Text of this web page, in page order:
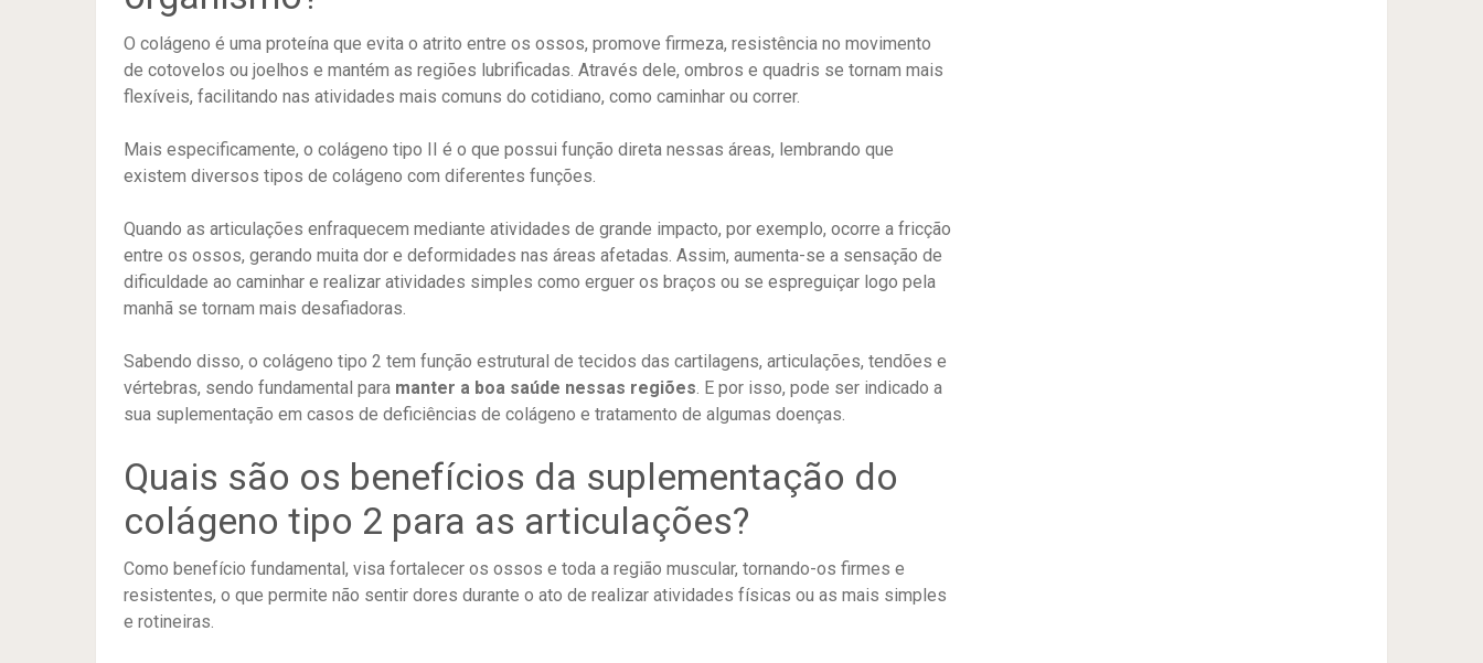
O colágeno é uma proteína que evita o atrito entre os ossos, promove firmeza, resistência no movimento
de cotovelos ou joelhos e mantém as regiões lubrificadas. Através dele, ombros e quadris se tornam mais
flexíveis, facilitando nas atividades mais comuns do cotidiano, como caminhar ou correr.
Mais especificamente, o colágeno tipo II é o que possui função direta nessas áreas, lembrando que
existem diversos tipos de colágeno com diferentes funções.
Quando as articulações enfraquecem mediante atividades de grande impacto, por exemplo, ocorre a fricção
entre os ossos, gerando muita dor e deformidades nas áreas afetadas. Assim, aumenta-se a sensação de
dificuldade ao caminhar e realizar atividades simples como erguer os braços ou se espreguiçar logo pela
manhã se tornam mais desafiadoras.
Sabendo disso, o colágeno tipo 2 tem função estrutural de tecidos das cartilagens, articulações, tendões e
vértebras, sendo fundamental para manter a boa saúde nessas regiões. E por isso, pode ser indicado a
sua suplementação em casos de deficiências de colágeno e tratamento de algumas doenças.
Quais são os benefícios da suplementação do
colágeno tipo 2 para as articulações?
Como benefício fundamental, visa fortalecer os ossos e toda a região muscular, tornando-os firmes e
resistentes, o que permite não sentir dores durante o ato de realizar atividades físicas ou as mais simples
e rotineiras.